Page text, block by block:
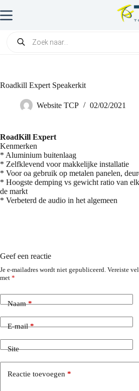
Roadkill Expert Speakerkit
Website TCP 02/02/2021
RoadKill Expert
Kenmerken
* Aluminium buitenlaag
* Zelfklevend voor makkelijke installatie
* Voor oa gebruik op metalen panelen,
* Hoogste demping vs gewicht ratio van
de markt
* Verbeterd de audio in het algemeen
Geef een reactie
Je e-mailadres wordt niet gepubliceerd. Vereiste
met *
Naam*
E-mail*
Site
Reactie toevoegen *